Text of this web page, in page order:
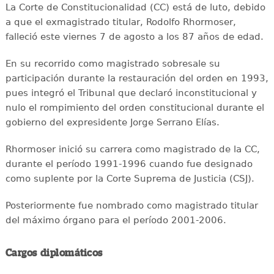
La Corte de Constitucionalidad (CC) está de luto, debido
a que el exmagistrado titular, Rodolfo Rhormoser,
falleció este viernes 7 de agosto a los 87 años de edad.
En su recorrido como magistrado sobresale su
participación durante la restauración del orden en 1993,
pues integró el Tribunal que declaró inconstitucional y
nulo el rompimiento del orden constitucional durante el
gobierno del expresidente Jorge Serrano Elías.
Rhormoser inició su carrera como magistrado de la CC,
durante el período 1991-1996 cuando fue designado
como suplente por la Corte Suprema de Justicia (CSJ).
Posteriormente fue nombrado como magistrado titular
del máximo órgano para el período 2001-2006.
Cargos diplomáticos